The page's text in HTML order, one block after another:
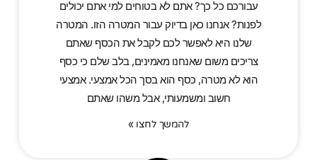
עבורכם כל כך? אתם לא בטוחים למי אתם יכולים
לפנות? אנחנו כאן בדיוק עבור המטרה הזו. המטרה
שלנו היא לאפשר לכם לקבל את הכסף שאתם
צריכים משום שאנחנו מאמינים, בלב שלם כי כסף
הוא לא מטרה, כסף הוא בסך הכל אמצעי. אמצעי
חשוב ומשמעותי, אבל משהו שאתם
להמשך לחצו »